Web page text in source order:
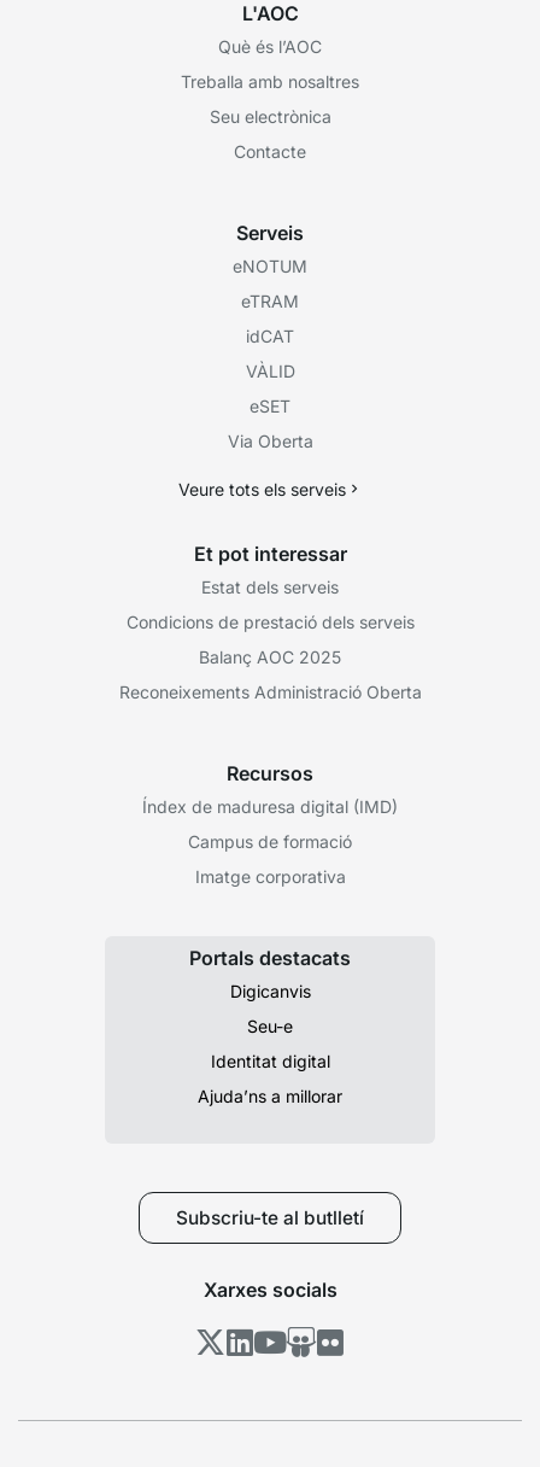
L'AOC
Què és l’AOC
Treballa amb nosaltres
Seu electrònica
Contacte
Serveis
eNOTUM
eTRAM
idCAT
VÀLID
eSET
Via Oberta
Veure tots els serveis
Et pot interessar
Estat dels serveis
Condicions de prestació dels serveis
Balanç AOC 2025
Reconeixements Administració Oberta
Recursos
Índex de maduresa digital (IMD)
Campus de formació
Imatge corporativa
Portals destacats
Digicanvis
Seu-e
Identitat digital
Ajuda’ns a millorar
Subscriu-te al butlletí
Xarxes socials